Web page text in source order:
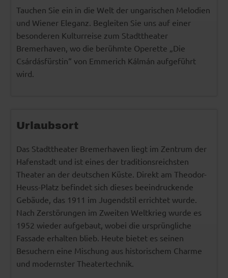
Tauchen Sie ein in die Welt der ungarischen Melodien
und Wiener Eleganz. Begleiten Sie uns auf einer
besonderen Kulturreise zum Stadttheater
Bremerhaven, wo die berühmte Operette „Die
Csárdásfürstin“ von Emmerich Kálmán aufgeführt
wird.
Urlaubsort
Das Stadttheater Bremerhaven liegt im Zentrum der
Hafenstadt und ist eines der traditionsreichsten
Theater an der deutschen Küste. Direkt am Theodor-
Heuss-Platz befindet sich dieses beeindruckende
Gebäude, das 1911 im Jugendstil errichtet wurde.
Nach Zerstörungen im Zweiten Weltkrieg wurde es
1952 wieder aufgebaut, wobei die ursprüngliche
Fassade erhalten blieb. Heute bietet es seinen
Besuchern eine Mischung aus historischem Charme
und modernster Theatertechnik.